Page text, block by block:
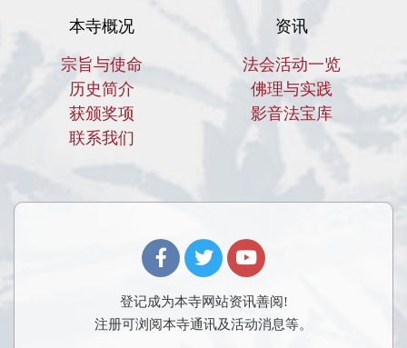
本寺概况
宗旨与使命
历史简介
获颁奖项
联系我们
资讯
法会活动一览
佛理与实践
影音法宝库
登记成为本寺网站资讯善阅!
注册可浏阅本寺通讯及活动消息等。